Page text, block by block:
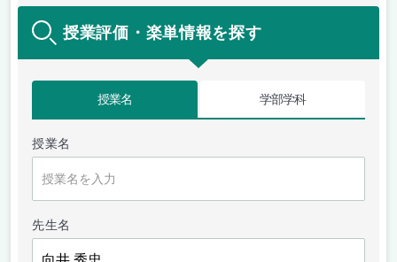
授業評価・楽単情報を探す
授業名 学部学科
授業名
先生名